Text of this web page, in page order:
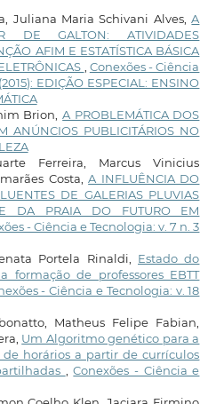
Juliana Maria Schivani Alves,A
DE GALTON: ATIVIDADES
AFIM E ESTATÍSTICA BÁSICA
, Conexões - Ciência
EDIÇÃO ESPECIAL: ENSINO
Brion,A PROBLEMÁTICA DOS
ANÚNCIOS PUBLICITÁRIOS NO
Ferreira, Marcus Vinicius
Costa,A INFLUÊNCIA DO
DE GALERIAS PLUVIAS
DA PRAIA DO FUTURO EM
- Ciência e Tecnologia: v. 7 n. 3
Portela Rinaldi, Estado do
formação de professores EBTT
- Ciência e Tecnologia: v. 18
Matheus Felipe Fabian,
Um Algoritmo genético para a
horários a partir de currículos
,Conexões - Ciência e